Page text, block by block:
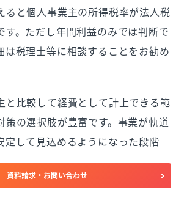
ると個人事業主の所得税率が法人税
す。ただし年間利益のみでは判断で
は税理士等に相談することをお勧め
と比較して経費として計上できる範
策の選択肢が豊富です。事業が軌道
定して見込めるようになった段階
するのが一般的です。
資料請求・お問い合わせ